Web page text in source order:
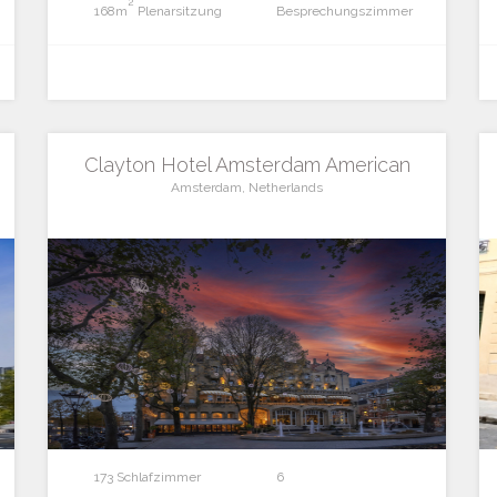
Besprechungszimmer
168m Plenarsitzung
Clayton Hotel Amsterdam American
Amsterdam, Netherlands
173 Schlafzimmer 6